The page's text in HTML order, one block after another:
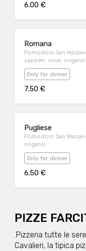
6.00 €
Romana
Pomodoro San
capperi, olive, origano
Only for dinner
7.50 €
Pugliese
Pomodoro San
origano
Only for dinner
6.50 €
PIZZE
.Pizzeria tutte le
Cavalieri, la tipica